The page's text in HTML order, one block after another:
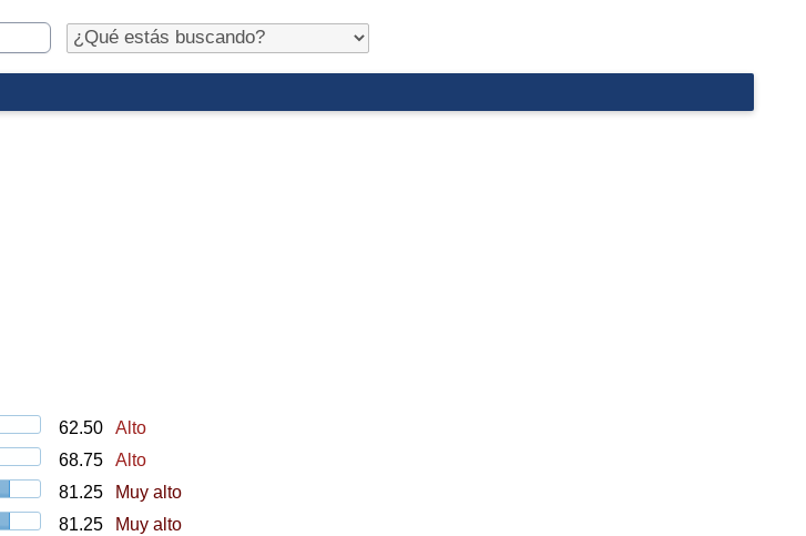
62.50
Alto
68.75
Alto
81.25
Muy alto
81.25
Muy alto